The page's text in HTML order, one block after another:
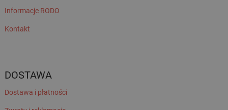
Informacje RODO
Kontakt
DOSTAWA
Dostawa i płatności